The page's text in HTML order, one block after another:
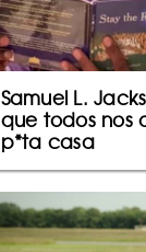
Samuel L.
que todos nos
p*ta casa